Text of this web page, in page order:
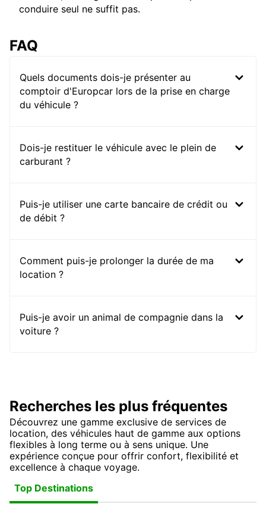
conduire seul ne suffit pas.
FAQ
Quels documents dois-je présenter au
comptoir d'Europcar lors de la prise en charge
du véhicule ?
Dois-je restituer le véhicule avec le plein de
carburant ?
Puis-je utiliser une carte bancaire de crédit ou
de débit ?
Comment puis-je prolonger la durée de ma
location ?
Puis-je avoir un animal de compagnie dans la
voiture ?
Recherches les plus fréquentes
Découvrez une gamme exclusive de services de
location, des véhicules haut de gamme aux options
flexibles à long terme ou à sens unique. Une
expérience conçue pour offrir confort, flexibilité et
excellence à chaque voyage.
Top Destinations